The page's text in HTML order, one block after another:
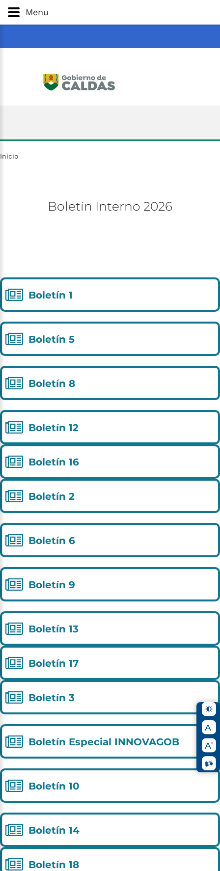
Gobernación
Menu
Inicio
Boletín Interno 2026
Boletín 1
Boletín 5
Boletín 8
Boletín 12
Boletín 16
Boletín 2
Boletín 6
Boletín 9
Boletín 13
Boletín 17
Boletín 3
Boletín Especial INNOVAGOB
Boletín 10
Boletín 14
Boletín 18